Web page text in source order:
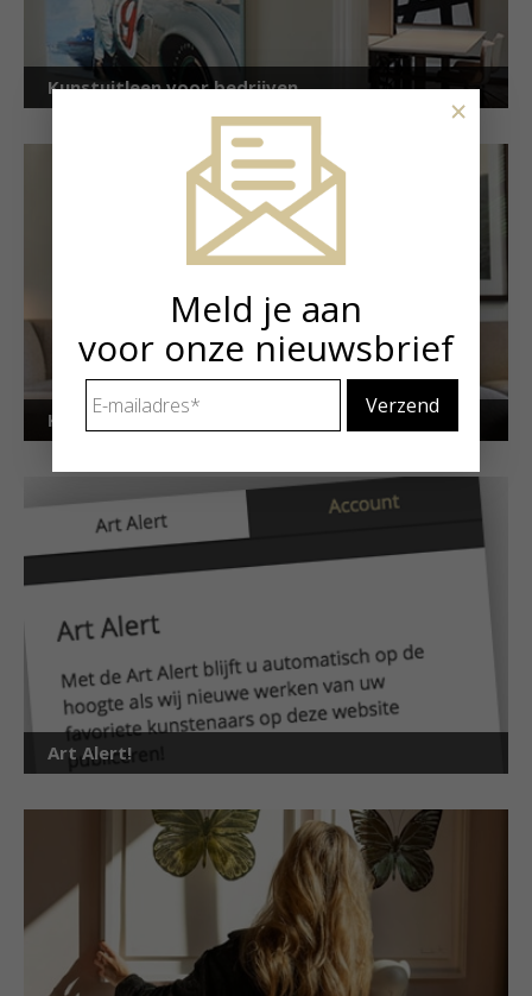
Kunstuitleen voor bedrijven
Kunstuitleen voor particulieren
Art Alert!
Meld je aan
voor onze nieuwsbrief
mailadres *
×